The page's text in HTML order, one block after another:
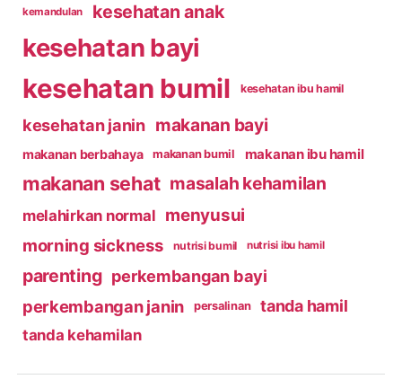
kemandulan kesehatan anak
kesehatan bayi
kesehatan bumil kesehatan ibu hamil
kesehatan janin makanan bayi
makanan berbahaya makanan bumil makanan ibu hamil
makanan sehat masalah kehamilan
melahirkan normal menyusui
morning sickness nutrisi bumil nutrisi ibu hamil
parenting perkembangan bayi
perkembangan janin
persalinan tanda hamil
tanda kehamilan